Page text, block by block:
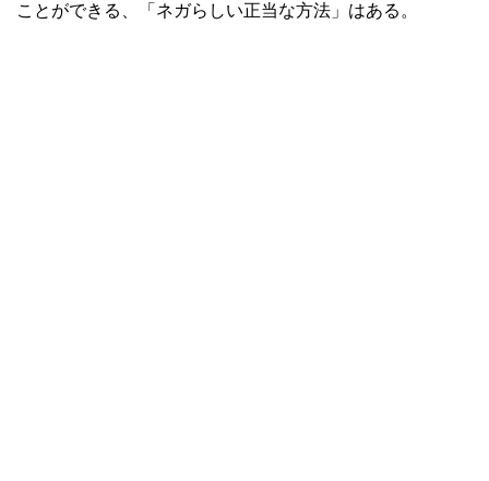
ことができる、「ネガらしい正当な方法」はある。